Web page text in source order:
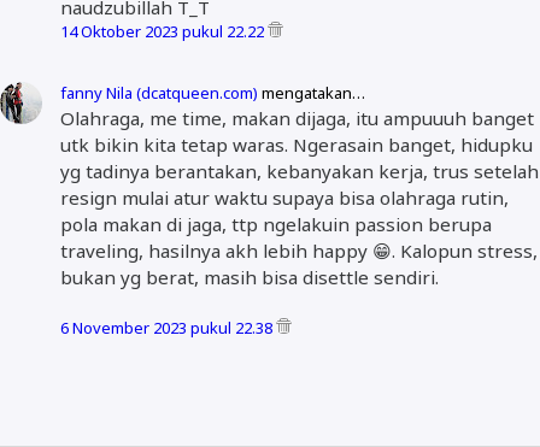
naudzubillah T_T
14 Oktober 2023 pukul 22.22
fanny Nila (dcatqueen.com) mengatakan…
Olahraga, me time, makan dijaga, itu ampuuuh banget
utk bikin kita tetap waras. Ngerasain banget, hidupku
yg tadinya berantakan, kebanyakan kerja, trus setelah
resign mulai atur waktu supaya bisa olahraga rutin,
pola makan di jaga, ttp ngelakuin passion berupa
traveling, hasilnya akh lebih happy 😁. Kalopun stress,
bukan yg berat, masih bisa disettle sendiri.
6 November 2023 pukul 22.38